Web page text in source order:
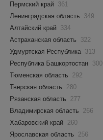
Пермский край 361
Ленинградская область
349
Алтайский край 334
Астраханская область
322
Удмуртская Республика 313
Республика Башкортостан 300
Тюменская область
292
Тверская область
280
Рязанская область
277
Владимирская область
266
Хабаровский край 260
Ярославская область
256